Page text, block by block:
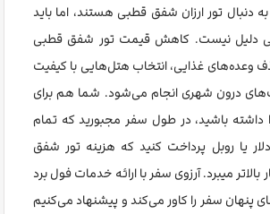
دنبال تور ارزان شفق قطبی هستند، اما باید
بی دلیل نیست. کاهش قیمت تور شفق قطبی
وعده‌های غذایی، انتخاب هتل‌هایی با کیفیت
درون شهری انجام می‌شود. شما هم برای
داشته باشید، در طول سفر مجبورید که تمام
دلار یا روبل پرداخت کنید که هزینه تور شفق
میبرد. آرزوی سفر با ارائه خدمات فول برد
پنهان سفر را کاور می‌کند و پیشنهاد می‌کنیم